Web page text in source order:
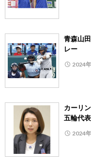
青森山
レー
2024
カーリ
五輪代
2024